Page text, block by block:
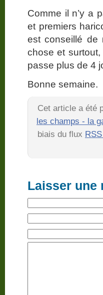
Comme il n’y a
et premiers
est conseillé de
chose et
passe plus de 4
Bonne semaine.
Cet article a été
les champs - la
biais du flux
Laisser une